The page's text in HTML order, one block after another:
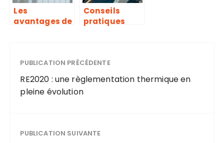
Les
avantages de
construction
et rénovation
Conseils
pratiques
réussie
PUBLICATION PRÉCÉDENTE
RE2020 : une règlementation thermique en
pleine évolution
PUBLICATION SUIVANTE